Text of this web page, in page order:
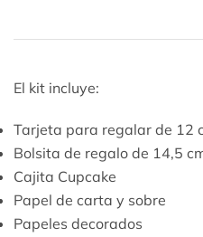
El kit incluye:
Tarjeta para regalar de 12
Bolsita de regalo de 14,5
Cajita Cupcake
Papel de carta y sobre
Papeles decorados